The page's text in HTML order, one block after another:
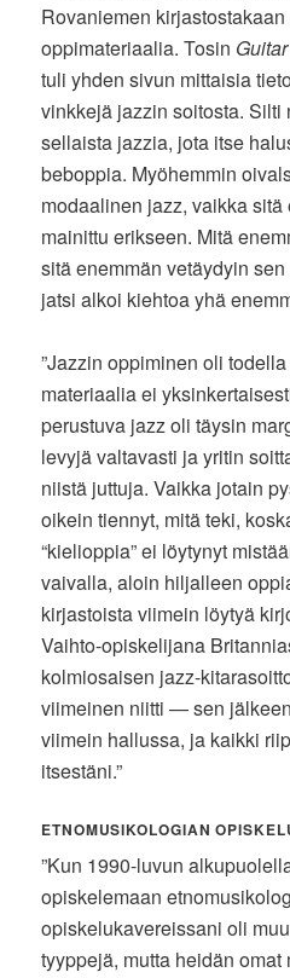
Rovaniemen
oppimateriaalia. Tosin
tuli yhden sivun mittaisia
vinkkejä jazzin soitosta. Silti
sellaista jazzia, jota itse
beboppia. Myöhemmin
modaalinen jazz, vaikka
mainittu erikseen. Mitä
sitä enemmän vetäydyin
jatsi alkoi kiehtoa yhä
”Jazzin oppiminen oli
materiaalia ei
perustuva jazz oli täysin
levyjä valtavasti ja yritin
niistä juttuja. Vaikka jotain
oikein tiennyt, mitä teki,
“kielioppia” ei löytynyt
vaivalla, aloin hiljalleen
kirjastoista viimein löytyä
Vaihto-opiskelijana
kolmiosaisen jazz-
viimeinen niitti — sen
viimein hallussa, ja kaikki
itsestäni.”
ETNOMUSIKOLOGIAN
”Kun 1990-luvun
opiskelemaan
opiskelukavereissani oli
tyyppejä, mutta heidän